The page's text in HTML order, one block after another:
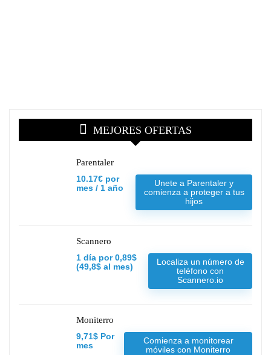
MEJORES OFERTAS
Parentaler
10.17€ por
mes / 1 año
Unete a Parentaler y
comienza a proteger a tus
hijos
Scannero
1 día por 0,89$
(49,8$ al mes)
Localiza un número de
teléfono con
Scannero.io
Moniterro
9,71$ Por
mes
Comienza a monitorear
móviles con Moniterro